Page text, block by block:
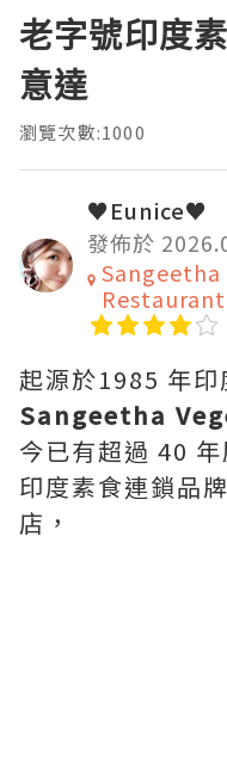
老字號印度
意達
瀏覽次數:1000
♥Eunice♥
發佈於
起源於1985 年
Sangeetha
今已有超過 40
印度素食連鎖品
店，